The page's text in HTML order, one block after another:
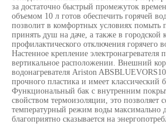
за достаточно быстрый промежуток
объемом 10 л готов обеспечить горячей
позволит в комфортных условиях помыть
принять душ на даче, а также в городской
профилактического отключения горячего
Настенное крепление электронагревателя
вертикальное расположении. Внешний
водонагревателя Ariston
прочного пластика и имеет классический
Функциональный бак с внутренним
свойством термоизоляции, это позволяет
температурный режим воды максимально
благоприятно сказывается на